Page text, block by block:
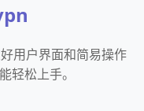
用户界面和简易操作
轻松上手。